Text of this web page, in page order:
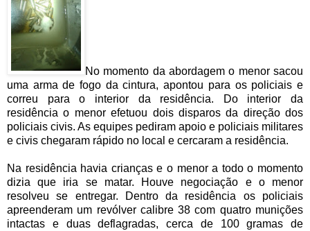
No momento da abordagem o menor sacou
uma arma de fogo da cintura, apontou para os policiais e
correu para o interior da residência. Do interior da
residência o menor efetuou dois disparos da direção dos
policiais civis. As equipes pediram apoio e policiais militares
e civis chegaram rápido no local e cercaram a residência.
Na residência havia crianças e o menor a todo o momento
dizia que iria se matar. Houve negociação e o menor
resolveu se entregar. Dentro da residência os policiais
apreenderam um revólver calibre 38 com quatro munições
intactas e duas deflagradas, cerca de 100 gramas de